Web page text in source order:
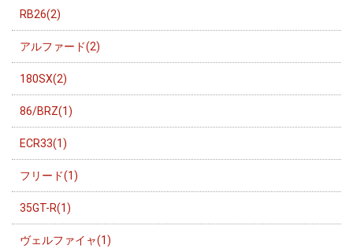
RB26(2)
アルファード(2)
180SX(2)
86/BRZ(1)
ECR33(1)
フリード(1)
35GT-R(1)
ヴェルファイャ(1)